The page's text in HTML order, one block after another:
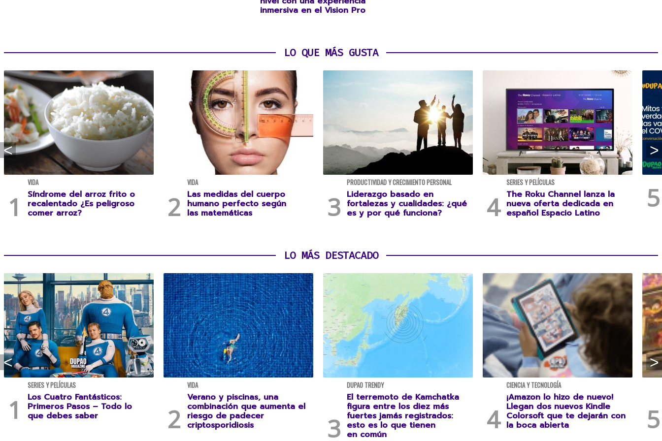
inmersiva en el Vision Pro
LO QUE MÁS GUSTA
VIDA
Síndrome del arroz frito o
recalentado ¿Es peligroso
comer arroz?
VIDA
Las medidas del cuerpo
humano perfecto según
las matemáticas
PRODUCTIVIDAD Y CRECIMIENTO PERSONAL
Liderazgo basado en
fortalezas y cualidades: ¿qué
es y por qué funciona?
SERIES Y PELÍCULAS
The Roku Channel lanza la
nueva oferta dedicada en
español Espacio Latino
LO MÁS DESTACADO
SERIES Y PELÍCULAS
Los Cuatro Fantásticos:
Primeros Pasos – Todo lo
que debes saber
VIDA
Verano y piscinas, una
combinación que aumenta el
riesgo de padecer
criptosporidiosis
DUPAO TRENDY
El terremoto de Kamchatka
figura entre los diez más
fuertes jamás registrados:
esto es lo que tienen
en común
CIENCIA Y TECNOLOGÍA
¡Amazon lo hizo de nuevo!
Llegan dos nuevos Kindle
Colorsoft que te dejarán con
la boca abierta